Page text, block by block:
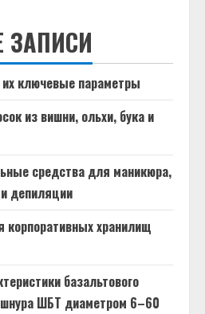
ЗАПИСИ
ключевые параметры
из вишни, ольхи, бука и
средства для маникюра,
депиляции
корпоративных хранилищ
базальтового
ШБТ диаметром 6–60